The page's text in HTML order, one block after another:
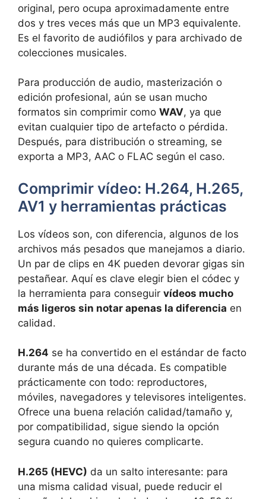
original, pero ocupa aproximadamente entre
dos y tres veces más que un MP3 equivalente.
Es el favorito de audiófilos y para archivado de
colecciones musicales.
Para producción de audio, masterización o
edición profesional, aún se usan mucho
formatos sin comprimir como WAV, ya que
evitan cualquier tipo de artefacto o pérdida.
Después, para distribución o streaming, se
exporta a MP3, AAC o FLAC según el caso.
Comprimir vídeo: H.264, H.265,
AV1 y herramientas prácticas
Los vídeos son, con diferencia, algunos de los
archivos más pesados que manejamos a diario.
Un par de clips en 4K pueden devorar gigas sin
pestañear. Aquí es clave elegir bien el códec y
la herramienta para conseguir vídeos mucho
más ligeros sin notar apenas la diferencia en
calidad.
H.264 se ha convertido en el estándar de facto
durante más de una década. Es compatible
prácticamente con todo: reproductores,
móviles, navegadores y televisores inteligentes.
Ofrece una buena relación calidad/tamaño y,
por compatibilidad, sigue siendo la opción
segura cuando no quieres complicarte.
H.265 (HEVC) da un salto interesante: para
una misma calidad visual, puede reducir el